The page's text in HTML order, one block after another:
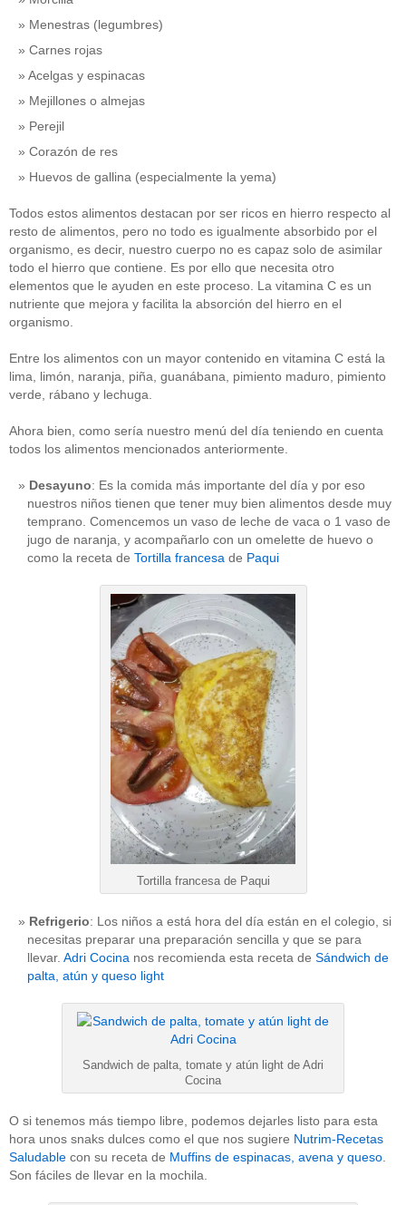
Menestras (legumbres)
Carnes rojas
Acelgas y espinacas
Mejillones o almejas
Perejil
Corazón de res
Huevos de gallina (especialmente la yema)
Todos estos alimentos destacan por ser ricos en hierro respecto al
resto de alimentos, pero no todo es igualmente absorbido por el
organismo, es decir, nuestro cuerpo no es capaz solo de asimilar
todo el hierro que contiene. Es por ello que necesita otro
elementos que le ayuden en este proceso. La vitamina C es un
nutriente que mejora y facilita la absorción del hierro en el
organismo.
Entre los alimentos con un mayor contenido en vitamina C está la
lima, limón, naranja, piña, guanábana, pimiento maduro, pimiento
verde, rábano y lechuga.
Ahora bien, como sería nuestro menú del día teniendo en cuenta
todos los alimentos mencionados anteriormente.
Desayuno: Es la comida más importante del día y por eso
nuestros niños tienen que tener muy bien alimentos desde muy
temprano. Comencemos un vaso de leche de vaca o 1 vaso de
jugo de naranja, y acompañarlo con un omelette de huevo o
como la receta de Tortilla francesa de Paqui
Tortilla francesa de Paqui
Refrigerio: Los niños a está hora del día están en el colegio, si
necesitas preparar una preparación sencilla y que se para
llevar. Adri Cocina nos recomienda esta receta de Sándwich de
palta, atún y queso light
Sandwich de palta, tomate y atún light de Adri
Cocina
O si tenemos más tiempo libre, podemos dejarles listo para esta
hora unos snaks dulces como el que nos sugiere Nutrim-Recetas
Saludable con su receta de Muffins de espinacas, avena y queso.
Son fáciles de llevar en la mochila.